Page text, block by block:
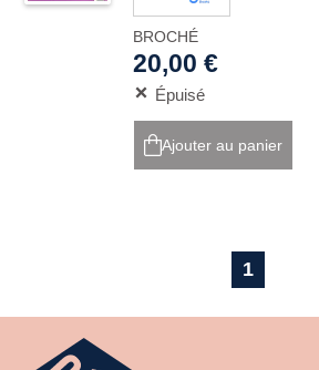
BROCHÉ
20,00 €
Épuisé
Ajouter au panier
1